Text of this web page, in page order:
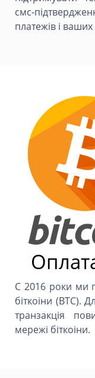
смс-
платежів і
C 2016 роки ми
біткоіни (BTC).
транзакція
мережі біткоіни.